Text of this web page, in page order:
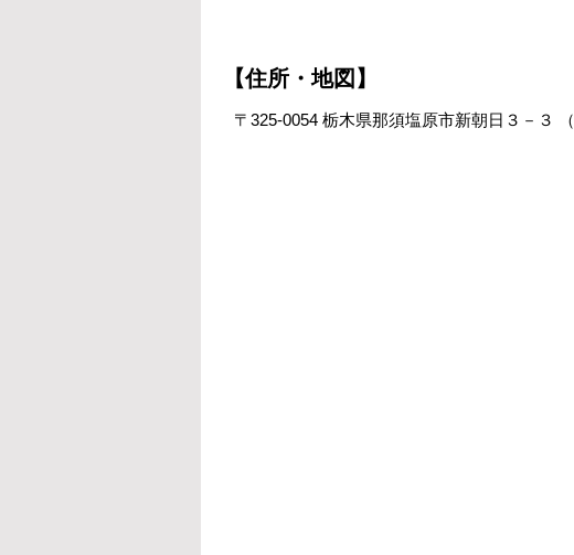
【住所・地図】
〒325-0054 栃木県那須塩原市新朝日３－３ （